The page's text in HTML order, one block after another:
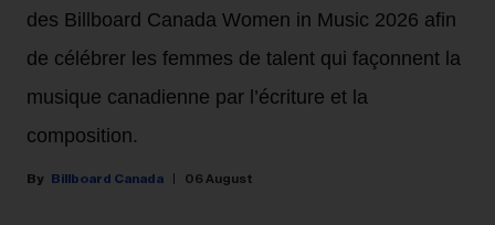
des Billboard Canada Women in Music 2026 afin
de célébrer les femmes de talent qui façonnent la
musique canadienne par l’écriture et la
composition.
Billboard Canada 06 August